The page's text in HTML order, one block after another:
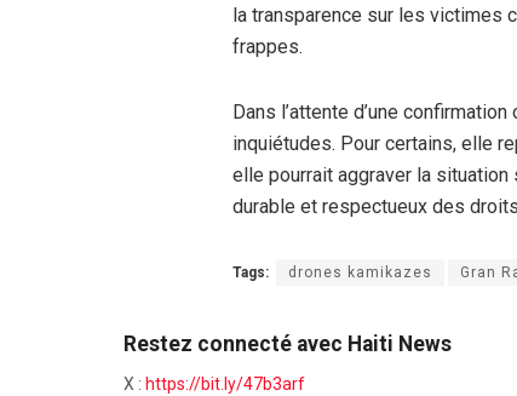
la transparence sur les
frappes.
Dans l’attente d’une
inquiétudes. Pour certains, elle
elle pourrait aggraver la situation
durable et respectueux des droits
Tags: drones kamikazes Gran
Restez connecté avec Haiti News
X : https://bit.ly/47b3arf